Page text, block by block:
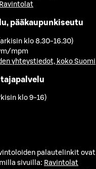
Ravintolat
pääkaupunkiseutu
klo 8.30-16.30)
mpm
yhteystiedot, koko Suomi
klo 9-16)
palautelinkit ovat
sivuilla: Ravintolat